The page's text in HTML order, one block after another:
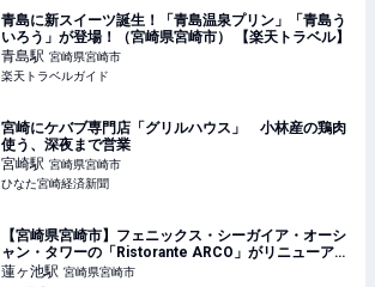
青島に新スイーツ誕生！「青島温泉プリン」「青島う
いろう」が登場！（宮崎県宮崎市） 【楽天トラベル】
青島駅 宮崎県宮崎市
楽天トラベルガイド
宮崎にケバブ専門店「グリルハウス」 小林産の鶏肉
使う、深夜まで営業
宮崎駅 宮崎県宮崎市
ひなた宮崎経済新聞
【宮崎県宮崎市】フェニックス・シーガイア・オーシ
ャン・タワーの「Ristorante ARCO」がリニューアル |
ママテナ
蓮ヶ池駅 宮崎県宮崎市